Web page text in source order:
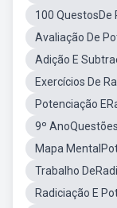
100 QuestosDe
Avaliação De
Adição E
Exercícios De
Potenciação
9º
Mapa
Trabalho
Radiciação E